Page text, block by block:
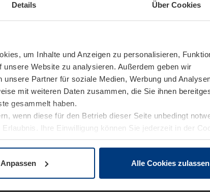
Details Über Cookies
um Inhalte und Anzeigen zu personalisieren,
Website zu analysieren. Außerdem geben wir
Partner für soziale Medien, Werbung und
mit weiteren Daten zusammen, die Sie ihnen
gesammelt haben.
wenn diese für den Betrieb dieser Seite unbedingt
Ihre Einwilligung können Sie jederzeit in der
Website ändern oder widerrufen.
Anpassen Alle Cookies zulassen